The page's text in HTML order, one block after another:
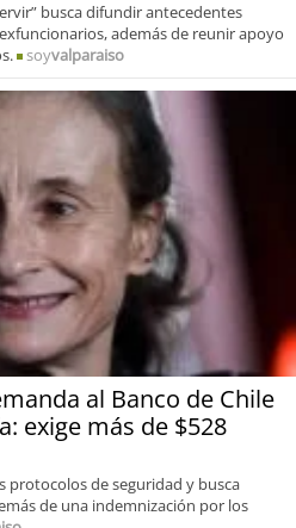
busca difundir antecedentes
además de reunir apoyo
soyvalparaiso
al Banco de Chile
exige más de $528
protocolos de seguridad y busca
de una indemnización por los